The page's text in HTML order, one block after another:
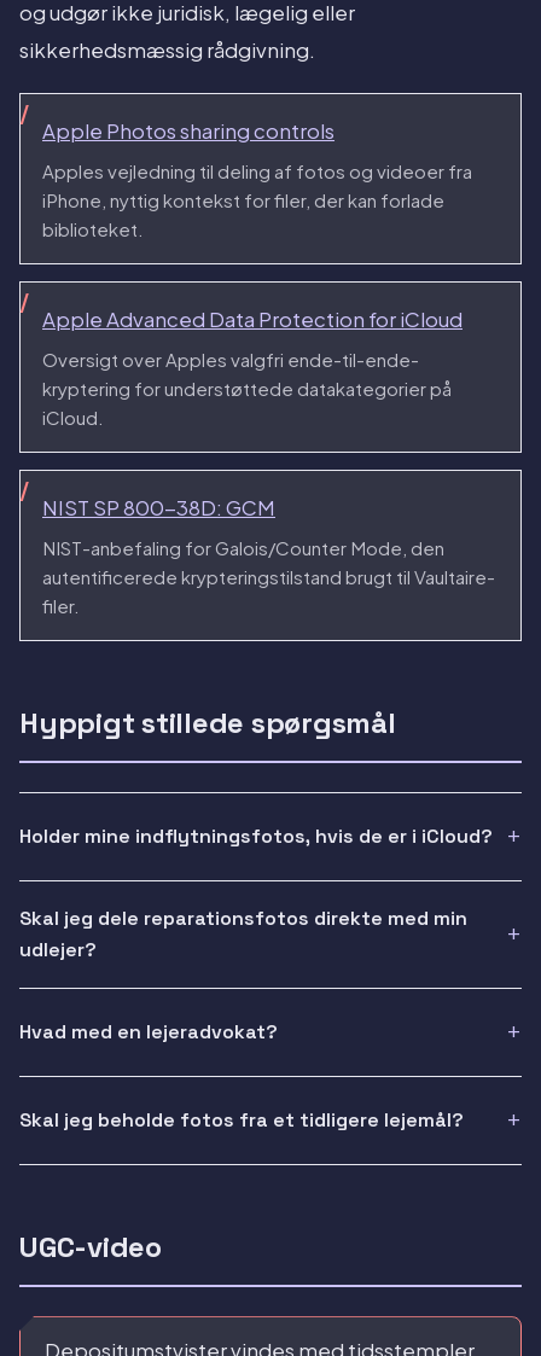
og udgør ikke juridisk, lægelig eller
sikkerhedsmæssig rådgivning.
Apple Photos sharing controls
Apples vejledning til deling af fotos og videoer fra
iPhone, nyttig kontekst for filer, der kan forlade
biblioteket.
Apple Advanced Data Protection for iCloud
Oversigt over Apples valgfri ende-til-ende-
kryptering for understøttede datakategorier på
iCloud.
NIST SP 800-38D: GCM
NIST-anbefaling for Galois/Counter Mode, den
autentificerede krypteringstilstand brugt til Vaultaire-
filer.
Hyppigt stillede spørgsmål
Holder mine indflytningsfotos, hvis de er i iCloud?
Skal jeg dele reparationsfotos direkte med min
udlejer?
Hvad med en lejeradvokat?
Skal jeg beholde fotos fra et tidligere lejemål?
UGC-video
Depositumstvister vindes med tidsstempler.